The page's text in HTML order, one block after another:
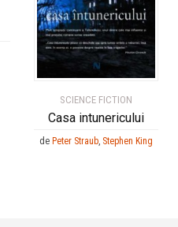
SCIENCE FICTION
Casa intunericului
de Peter Straub, Stephen King